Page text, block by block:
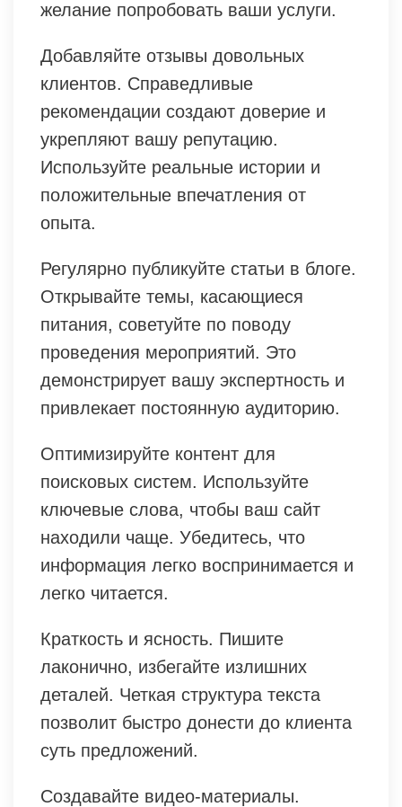
желание попробовать ваши услуги.
Добавляйте отзывы довольных
клиентов. Справедливые
рекомендации создают доверие и
укрепляют вашу репутацию.
Используйте реальные истории и
положительные впечатления от
опыта.
Регулярно публикуйте статьи в блоге.
Открывайте темы, касающиеся
питания, советуйте по поводу
проведения мероприятий. Это
демонстрирует вашу экспертность и
привлекает постоянную аудиторию.
Оптимизируйте контент для
поисковых систем. Используйте
ключевые слова, чтобы ваш сайт
находили чаще. Убедитесь, что
информация легко воспринимается и
легко читается.
Краткость и ясность. Пишите
лаконично, избегайте излишних
деталей. Четкая структура текста
позволит быстро донести до клиента
суть предложений.
Создавайте видео-материалы.